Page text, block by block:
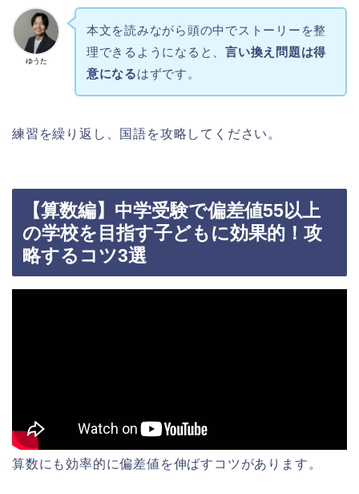
ゆうた
本文を読みながら頭の中でストーリーを整
理できるようになると、言い換え問題は得
意になるはずです。
練習を繰り返し、国語を攻略してください。
【算数編】中学受験で偏差値55以上
の学校を目指す子どもに効果的！攻
略するコツ3選
算数にも効率的に偏差値を伸ばすコツがあります。